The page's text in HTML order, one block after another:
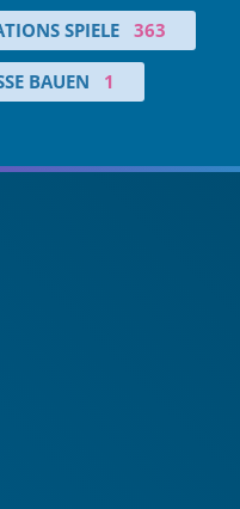
SPIELE 363
BAUEN 1